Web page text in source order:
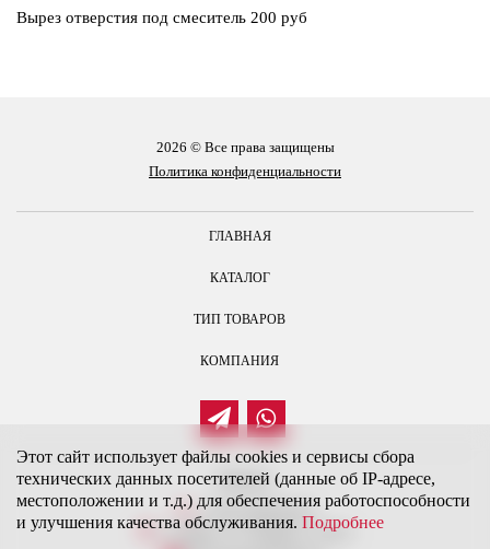
Вырез отверстия под смеситель 200 руб
2026 © Все права защищены
Политика конфиденциальности
ГЛАВНАЯ
КАТАЛОГ
ТИП ТОВАРОВ
КОМПАНИЯ
Контакты
+7 (917) 946-40-20
г. Самара, ул. Гагарина, д. 181 б
Этот сайт использует файлы cookies и сервисы сбора
технических данных посетителей (данные об IP-адресе,
местоположении и т.д.) для обеспечения работоспособности
и улучшения качества обслуживания. Подробнее